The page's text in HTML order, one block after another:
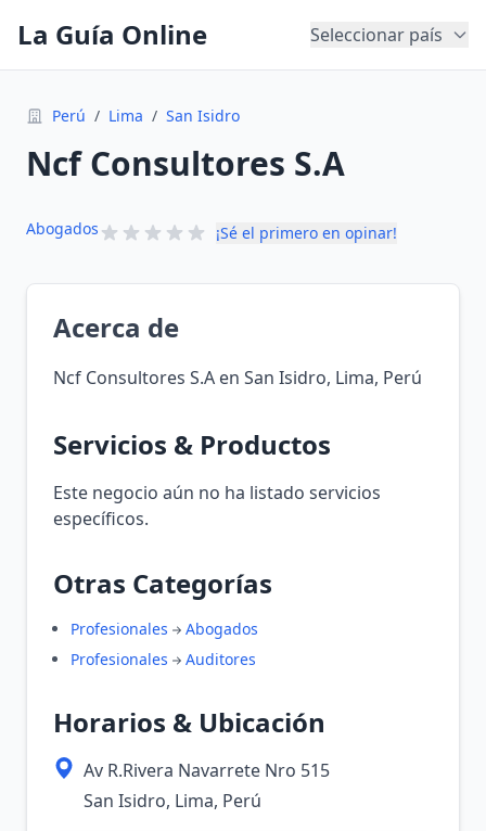
La Guía Online Seleccionar país
Perú / Lima / San Isidro
Ncf Consultores S.A
Abogados ¡Sé el primero en opinar!
Acerca de
Ncf Consultores S.A en San Isidro, Lima, Perú
Servicios & Productos
Este negocio aún no ha listado servicios
específicos.
Otras Categorías
Profesionales
Abogados
Profesionales
Auditores
Horarios & Ubicación
Av R.Rivera Navarrete Nro 515
San Isidro, Lima, Perú